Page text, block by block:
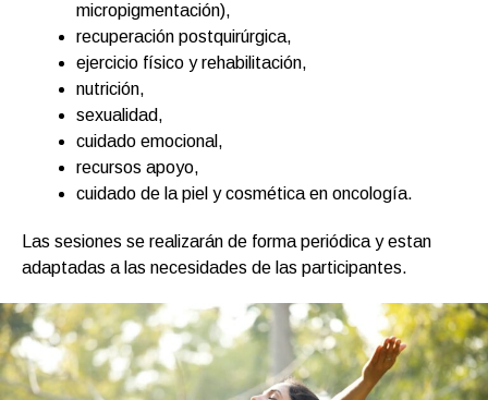
micropigmentación),
recuperación postquirúrgica,
ejercicio físico y rehabilitación,
nutrición,
sexualidad,
cuidado emocional,
recursos apoyo,
cuidado de la piel y cosmética en oncología.
Las sesiones se realizarán de forma periódica y estan
adaptadas a las necesidades de las participantes.